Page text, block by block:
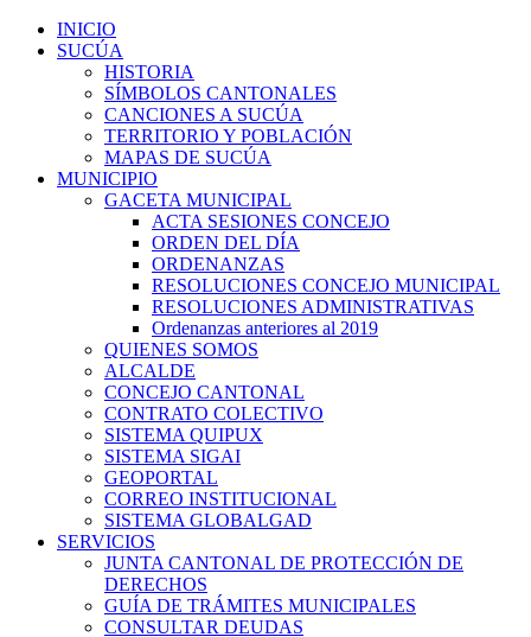
INICIO
SUCÚA
HISTORIA
SÍMBOLOS CANTONALES
CANCIONES A SUCÚA
TERRITORIO Y POBLACIÓN
MAPAS DE SUCÚA
MUNICIPIO
GACETA MUNICIPAL
ACTA SESIONES CONCEJO
ORDEN DEL DÍA
ORDENANZAS
RESOLUCIONES CONCEJO MUNICIPAL
RESOLUCIONES ADMINISTRATIVAS
Ordenanzas anteriores al 2019
QUIENES SOMOS
ALCALDE
CONCEJO CANTONAL
CONTRATO COLECTIVO
SISTEMA QUIPUX
SISTEMA SIGAI
GEOPORTAL
CORREO INSTITUCIONAL
SISTEMA GLOBALGAD
SERVICIOS
JUNTA CANTONAL DE PROTECCIÓN DE
DERECHOS
GUÍA DE TRÁMITES MUNICIPALES
CONSULTAR DEUDAS